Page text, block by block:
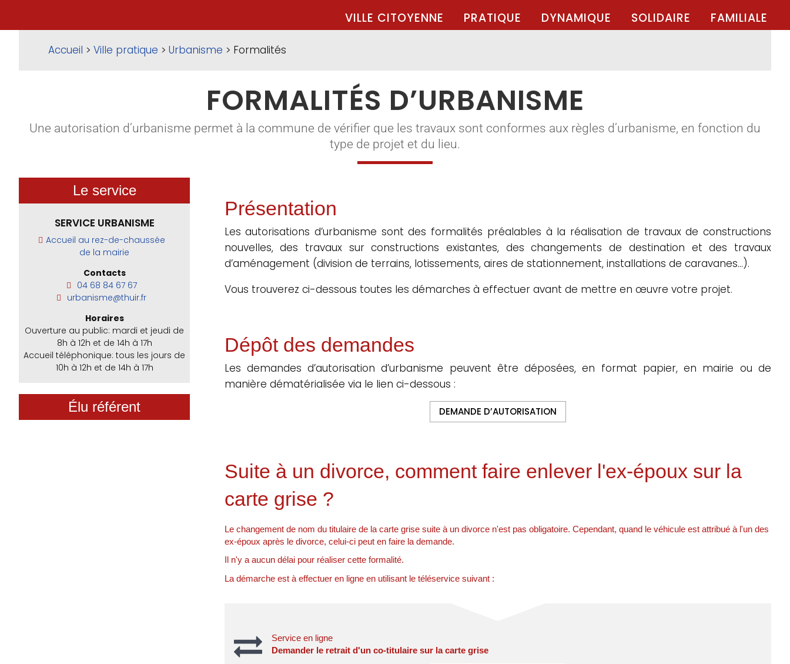
VILLE CITOYENNE PRATIQUE DYNAMIQUE SOLIDAIRE FAMILIALE
Accueil > Ville pratique > Urbanisme > Formalités
FORMALITÉS D’URBANISME
Une autorisation d’urbanisme permet à la commune de vérifier que les travaux sont conformes aux règles d’urbanisme, en fonction du
type de projet et du lieu.
Le service
SERVICE URBANISME
Accueil au rez-de-chaussée
de la mairie
Contacts
04 68 84 67 67
urbanisme@thuir.fr
Horaires
Ouverture au public: mardi et jeudi de
8h à 12h et de 14h à 17h
Accueil téléphonique: tous les jours de
10h à 12h et de 14h à 17h
Élu référent
Présentation
Les autorisations d’urbanisme sont des formalités préalables à la réalisation de travaux de constructions
nouvelles, des travaux sur constructions existantes, des changements de destination et des travaux
d’aménagement (division de terrains, lotissements, aires de stationnement, installations de caravanes…).
Vous trouverez ci-dessous toutes les démarches à effectuer avant de mettre en œuvre votre projet.
Dépôt des demandes
Les demandes d’autorisation d’urbanisme peuvent être déposées, en format papier, en mairie ou de
manière dématérialisée via le lien ci-dessous :
DEMANDE D’AUTORISATION
Suite à un divorce, comment faire enlever l'ex-époux sur la
carte grise ?
Le changement de nom du titulaire de la carte grise suite à un divorce n'est pas obligatoire. Cependant, quand le véhicule est attribué à l'un des
ex-époux après le divorce, celui-ci peut en faire la demande.
Il n'y a aucun délai pour réaliser cette formalité.
La démarche est à effectuer en ligne en utilisant le téléservice suivant :
Service en ligne
Demander le retrait d'un co-titulaire sur la carte grise